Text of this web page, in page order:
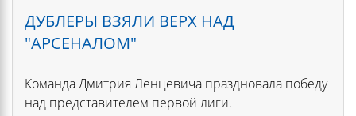
ДУБЛЕРЫ ВЗЯЛИ ВЕРХ НАД
"АРСЕНАЛОМ"
Команда Дмитрия Ленцевича праздновала победу
над представителем первой лиги.